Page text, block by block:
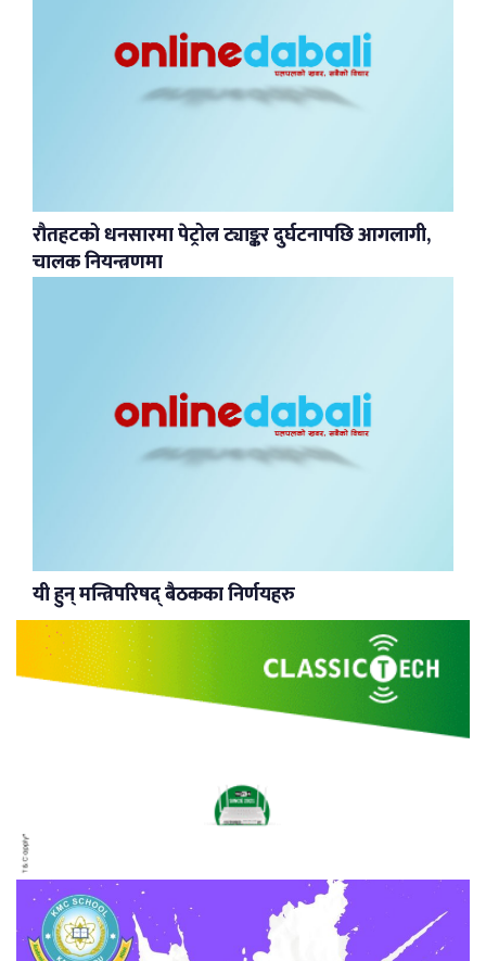
रौतहटको धनसारमा पेट्रोल ट्याङ्कर दुर्घटनापछि आगलागी,
चालक नियन्त्रणमा
यी हुन् मन्त्रिपरिषद् बैठकका निर्णयहरु